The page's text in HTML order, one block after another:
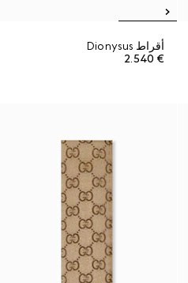
أقراط Dionysus
€ 2.540